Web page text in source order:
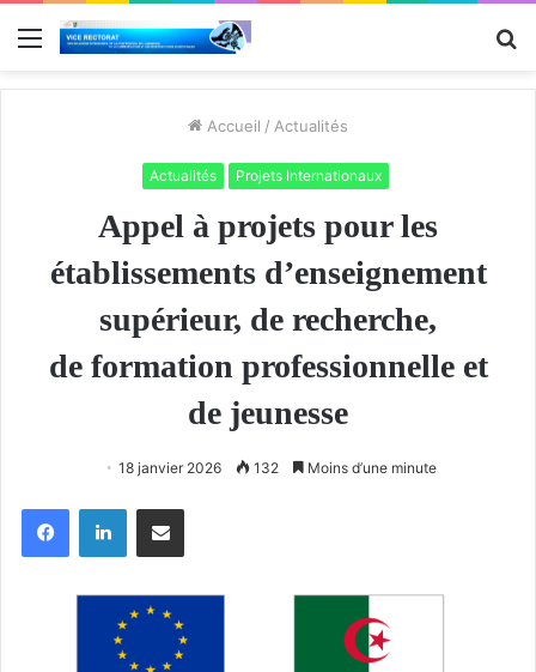
Menu
Accueil / Actualités
Actualités Projets Internationaux
Appel à projets pour les
établissements d’enseignement
supérieur, de recherche,
de formation professionnelle et
de jeunesse
18 janvier 2026 132 Moins d’une minute
FacebookLinkedinPartager par email